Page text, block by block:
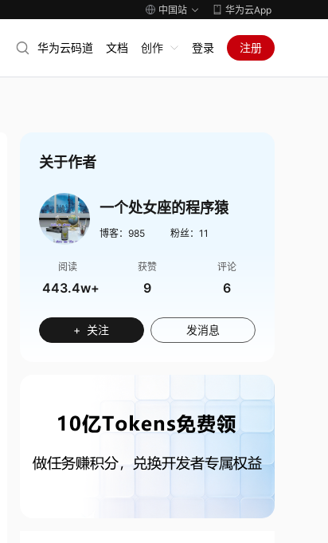
中国站 华为云App
华为云码道 文档 创作 登录 注册
关于作者
一个处女座的程序猿
博客： 985 粉丝： 11
阅读
443.4w+
获赞
9
评论
6
+ 关注 发消息